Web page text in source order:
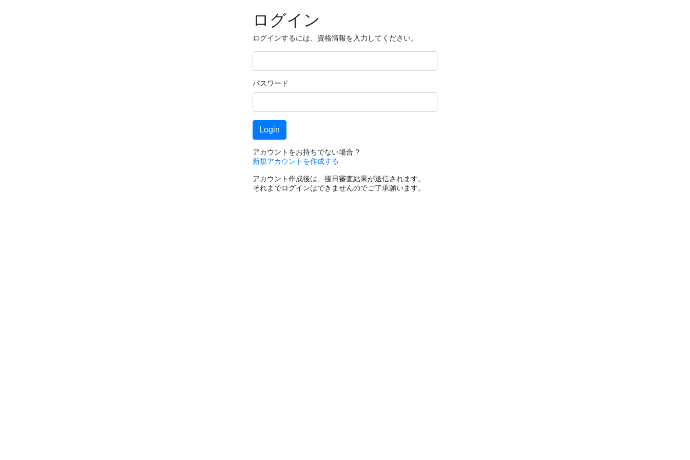
ログイン
ログインするには、資格情報を入力してください。
パスワード
アカウントをお持ちでない場合 ?
新規アカウントを作成する
アカウント作成後は、後日審査結果が送信されます。
それまでログインはできませんのでご了承願います。